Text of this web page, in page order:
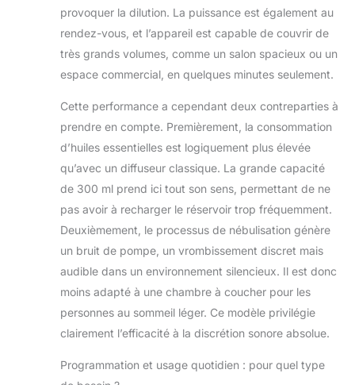
vos huiles essentielles de lavande,
de citron ou n'importe quelle huile
aromatique 360 aromatique. Dans
la plus haute qualité, il peut
jours. L'appareil est parfait pour de
nombreux scénarios, y compris
l'aromathérapie, les hébergements
d'affaires, l'utilisation à la maison, le
yoga, le spa, le camping et les
voyages. Si vous avez des
questions, n'hésitez pas à nous
dans les 24 heures.
provoquer la dilution. La puissance est également au
rendez-vous, et l’appareil est capable de couvrir de
très grands volumes, comme un salon spacieux ou un
espace commercial, en quelques minutes seulement.
Cette performance a cependant deux contreparties à
prendre en compte. Premièrement, la consommation
d’huiles essentielles est logiquement plus élevée
qu’avec un diffuseur classique. La grande capacité
de 300 ml prend ici tout son sens, permettant de ne
pas avoir à recharger le réservoir trop fréquemment.
Deuxièmement, le processus de nébulisation génère
un bruit de pompe, un vrombissement discret mais
audible dans un environnement silencieux. Il est donc
moins adapté à une chambre à coucher pour les
personnes au sommeil léger. Ce modèle privilégie
clairement l’efficacité à la discrétion sonore absolue.
Programmation et usage quotidien : pour quel type